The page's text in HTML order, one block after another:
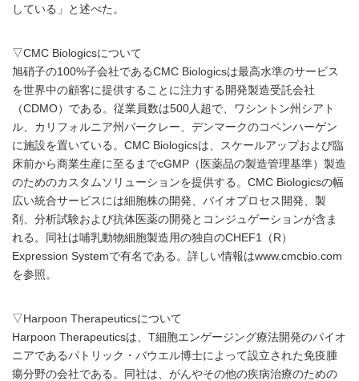
している」と述べた。
▽CMC Biologicsについて
旭硝子の100%子会社であるCMC Biologicsは最高水準のサービス
を世界中の顧客に提供することに注力する開発製造受託会社
（CDMO）である。従業員数は500人超で、ワシントン州シアト
ル、カリフォルニア州バークレー、デンマークのコペンハーゲン
に施設を置いている。CMC Biologicsは、スケールアップおよび臨
床前から商業生産に至るまでcGMP（医薬品の製造管理基準）製造
のためのカスタムソリューションを提供する。CMC Biologicsの幅
広い統合サービスには細胞株の開発、バイオプロセス開発、製
剤、分析試験および抗体医薬の開発とコンジュゲーションが含ま
れる。同社は哺乳動物細胞製造用の独自のCHEF1（R）
Expression Systemで有名である。詳しい情報はwww.cmcbio.com
を参照。
▽Harpoon Therapeuticsについて
Harpoon Therapeuticsは、T細胞エンゲージング療法開発のパイオ
ニアであるパトリック・バウエル博士によって設立された免疫腫
瘍分野の会社である。同社は、がんやその他の疾病治療のための